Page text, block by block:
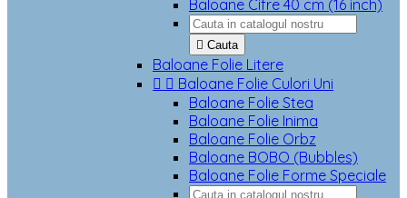
Baloane Cifre 40 cm (16 inch)
 Cauta
Baloane Folie Litere
  Baloane Folie Culori Uni
Baloane Folie Stea
Baloane Folie Inima
Baloane Folie Orbz
Baloane BOBO (Bubbles)
Baloane Folie Forme Speciale